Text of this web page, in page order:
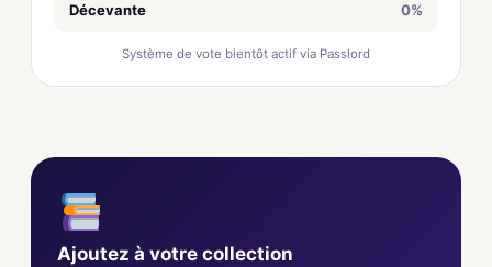
Décevante 0%
Système de vote bientôt actif via Passlord
Ajoutez à votre collection